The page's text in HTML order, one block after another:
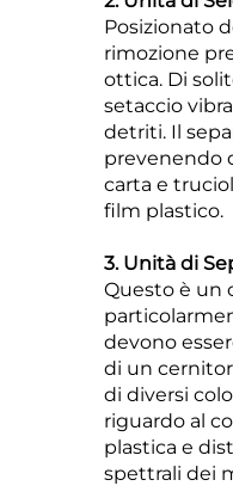
Posizionato
rimozione
ottica. Di
setaccio
detriti. Il
prevenendo
carta e
film plastico.
3. Unità di
Questo è un
devono
di un
di diversi
riguardo al
plastica e
spettrali dei